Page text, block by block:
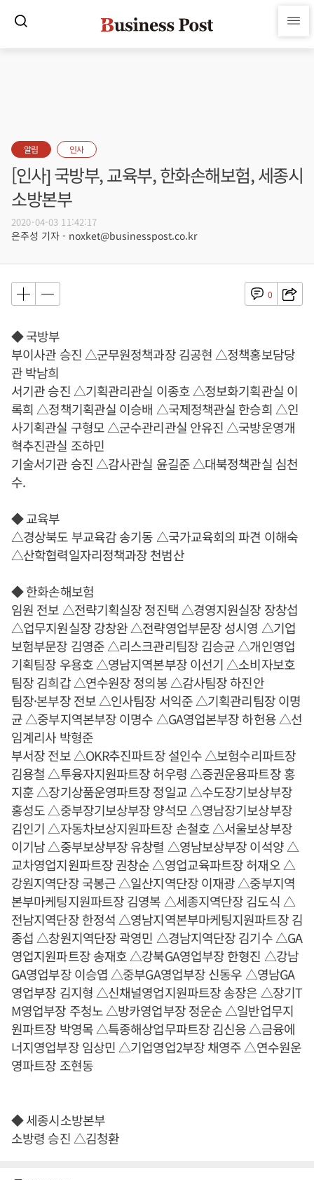
알림 인사
[인사] 국방부, 교육부, 한화손해보험, 세종시
소방본부
2020-04-03 11:42:17
은주성 기자 - noxket@businesspost.co.kr
0
◆ 국방부
부이사관 승진 △군무원정책과장 김공현 △정책홍보담당
관 박남희
서기관 승진 △기획관리관실 이종호 △정보화기획관실 이
록희 △정책기획관실 이승배 △국제정책관실 한승희 △인
사기획관실 구형모 △군수관리관실 안유진 △국방운영개
혁추진관실 조하민
기술서기관 승진 △감사관실 윤길준 △대북정책관실 심천
수.
◆ 교육부
△경상북도 부교육감 송기동 △국가교육회의 파견 이해숙
△산학협력일자리정책과장 천범산
◆ 한화손해보험
임원 전보 △전략기획실장 정진택 △경영지원실장 장창섭
△업무지원실장 강창완 △전략영업부문장 성시영 △기업
보험부문장 김영준 △리스크관리팀장 김승균 △개인영업
기획팀장 우용호 △영남지역본부장 이선기 △소비자보호
팀장 김희갑 △연수원장 정의봉 △감사팀장 하진안
팀장·본부장 전보 △인사팀장 서익준 △기획관리팀장 이명
균 △중부지역본부장 이명수 △GA영업본부장 하헌용 △선
임계리사 박형준
부서장 전보 △OKR추진파트장 설인수 △보험수리파트장
김용철 △투융자지원파트장 허우령 △증권운용파트장 홍
지훈 △장기상품운영파트장 정일교 △수도장기보상부장
홍성도 △중부장기보상부장 양석모 △영남장기보상부장
김인기 △자동차보상지원파트장 손철호 △서울보상부장
이기남 △중부보상부장 유창렬 △영남보상부장 이석양 △
교차영업지원파트장 권창순 △영업교육파트장 허재오 △
강원지역단장 국봉근 △일산지역단장 이재광 △중부지역
본부마케팅지원파트장 김영복 △세종지역단장 김도식 △
전남지역단장 한정석 △영남지역본부마케팅지원파트장 김
종섭 △창원지역단장 곽영민 △경남지역단장 김기수 △GA
영업지원파트장 송재호 △강북GA영업부장 한형진 △강남
GA영업부장 이승엽 △중부GA영업부장 신동우 △영남GA
영업부장 김지형 △신채널영업지원파트장 송장은 △장기T
M영업부장 주청노 △방카영업부장 정운순 △일반업무지
원파트장 박영목 △특종해상업무파트장 김신응 △금융에
너지영업부장 임상민 △기업영업2부장 채영주 △연수원운
영파트장 조현동
◆ 세종시소방본부
소방령 승진 △김청환